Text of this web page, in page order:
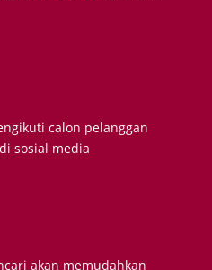
calon pelanggan
sosial media
akan memudahkan